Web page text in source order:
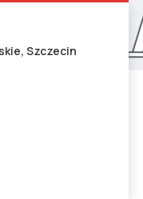
Szczecin